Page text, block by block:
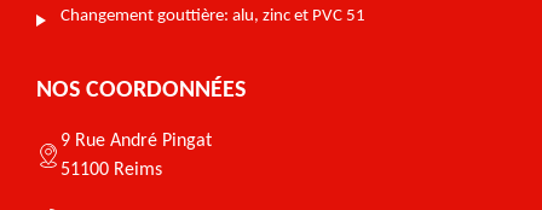
Changement gouttière: alu, zinc et PVC 51
NOS COORDONNÉES
9 Rue André Pingat
51100 Reims